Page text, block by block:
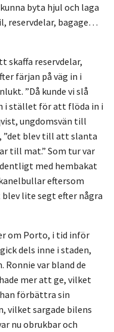
byta hjul och laga
reservdelar, bagage…
skaffa reservdelar,
färjan på väg in i
”Då kunde vi slå
i stället för att flöda in i
ungdomsvän till
”det blev till att slanta
till mat.” Som tur var
med hembakat
eftersom
blev lite segt efter några
om Porto, i tid inför
dels inne i staden,
Ronnie var bland de
mer att ge, vilket
förbättra sin
vilket sargade bilens
nu obrukbar och